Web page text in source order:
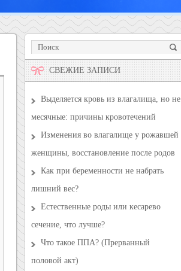
СВЕЖИЕ ЗАПИСИ
Выделяется кровь из влагалища, но не
месячные: причины кровотечений
Изменения во влагалище у рожавшей
женщины, восстановление после родов
Как при беременности не набрать
лишний вес?
Естественные роды или кесарево
сечение, что лучше?
Что такое ППА? (Прерванный
половой акт)